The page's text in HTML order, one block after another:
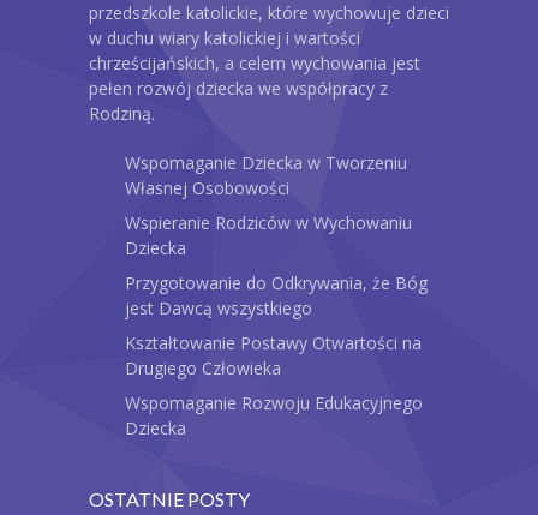
przedszkole katolickie, które wychowuje dzieci
w duchu wiary katolickiej i wartości
chrześcijańskich, a celem wychowania jest
pełen rozwój dziecka we współpracy z
Rodziną.
Wspomaganie Dziecka w Tworzeniu
Własnej Osobowości
Wspieranie Rodziców w Wychowaniu
Dziecka
Przygotowanie do Odkrywania, że Bóg
jest Dawcą wszystkiego
Kształtowanie Postawy Otwartości na
Drugiego Człowieka
Wspomaganie Rozwoju Edukacyjnego
Dziecka
OSTATNIE POSTY